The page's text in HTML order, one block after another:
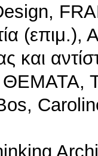
και